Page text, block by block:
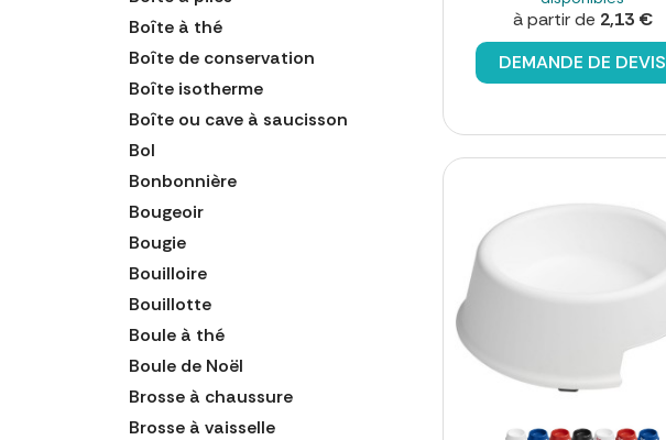
Boîte à thé
Boîte de conservation
Boîte isotherme
Boîte ou cave à saucisson
Bol
Bonbonnière
Bougeoir
Bougie
Bouilloire
Bouillotte
Boule à thé
Boule de Noël
Brosse à chaussure
Brosse à vaisselle
à partir de 2,13 €
DEMANDE DE DEVIS